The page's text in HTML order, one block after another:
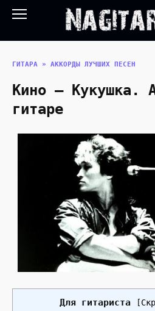
Перейти
ГИТАРА » АККОРДЫ ЛУЧШИХ ПЕСЕН
Кино — Кукушка.
гитаре
Для гитариста [